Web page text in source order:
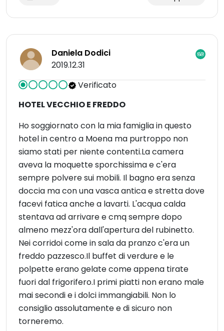
Daniela Dodici
2019.12.31
Verificato
HOTEL VECCHIO E FREDDO
Ho soggiornato con la mia famiglia in questo
hotel in centro a Moena ma purtroppo non
siamo stati per niente contenti.La camera
aveva la moquette sporchissima e c'era
sempre polvere sui mobili. Il bagno era senza
doccia ma con una vasca antica e stretta dove
facevi fatica anche a lavarti. L'acqua calda
stentava ad arrivare e cmq sempre dopo
almeno mezz'ora dall'apertura del rubinetto.
Nei corridoi come in sala da pranzo c'era un
freddo pazzesco.Il buffet di verdure e le
polpette erano gelate come appena tirate
fuori dal frigorifero.I primi piatti non erano male
mai secondi e i dolci immangiabili. Non lo
consiglio assolutamente e di sicuro non
torneremo.